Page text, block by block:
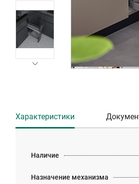
Характеристики
Наличие
Назначение механизма